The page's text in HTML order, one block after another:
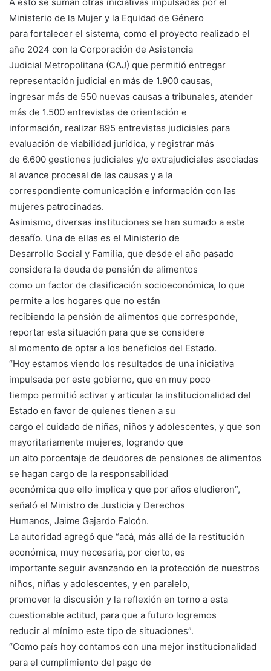
Ministerio de la Mujer y la Equidad de Género
para fortalecer el sistema, como el proyecto realizado el
año 2024 con la Corporación de Asistencia
Judicial Metropolitana (CAJ) que permitió entregar
representación judicial en más de 1.900 causas,
ingresar más de 550 nuevas causas a tribunales, atender
más de 1.500 entrevistas de orientación e
información, realizar 895 entrevistas judiciales para
evaluación de viabilidad jurídica, y registrar más
de 6.600 gestiones judiciales y/o extrajudiciales asociadas
al avance procesal de las causas y a la
correspondiente comunicación e información con las
mujeres patrocinadas.
Asimismo, diversas instituciones se han sumado a este
desafío. Una de ellas es el Ministerio de
Desarrollo Social y Familia, que desde el año pasado
considera la deuda de pensión de alimentos
como un factor de clasificación socioeconómica, lo que
permite a los hogares que no están
recibiendo la pensión de alimentos que corresponde,
reportar esta situación para que se considere
al momento de optar a los beneficios del Estado.
“Hoy estamos viendo los resultados de una iniciativa
impulsada por este gobierno, que en muy poco
tiempo permitió activar y articular la institucionalidad del
Estado en favor de quienes tienen a su
cargo el cuidado de niñas, niños y adolescentes, y que son
mayoritariamente mujeres, logrando que
un alto porcentaje de deudores de pensiones de alimentos
se hagan cargo de la responsabilidad
económica que ello implica y que por años eludieron”,
señaló el Ministro de Justicia y Derechos
Humanos, Jaime Gajardo Falcón.
La autoridad agregó que “acá, más allá de la restitución
económica, muy necesaria, por cierto, es
importante seguir avanzando en la protección de nuestros
niños, niñas y adolescentes, y en paralelo,
promover la discusión y la reflexión en torno a esta
cuestionable actitud, para que a futuro logremos
reducir al mínimo este tipo de situaciones”.
“Como país hoy contamos con una mejor institucionalidad
para el cumplimiento del pago de